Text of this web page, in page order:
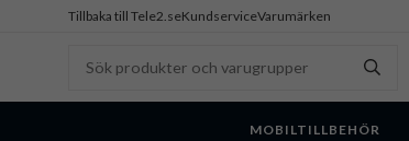
Tillbaka till Tele2.seKundserviceVarumärken
MOBILTILLBEHÖR